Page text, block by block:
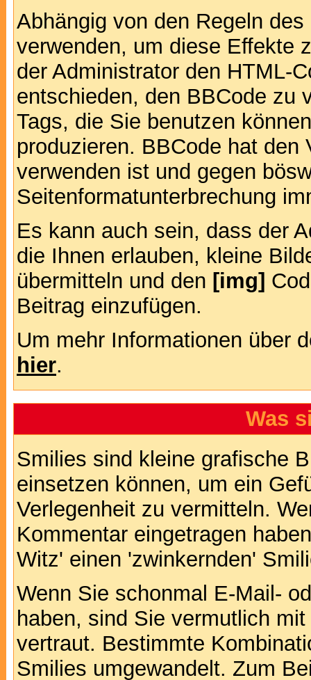
Abhängig von den Regeln
verwenden, um diese Effekte
der Administrator den HTML-
entschieden, den BBCode zu
Tags, die Sie benutzen
produzieren. BBCode hat
verwenden ist und gegen
Seitenformatunterbrechung
Es kann auch sein, dass der
die Ihnen erlauben, kleine
übermitteln und den [img]
Beitrag einzufügen.
Um mehr Informationen über
hier.
Was
Smilies sind kleine grafische
einsetzen können, um ein
Verlegenheit zu vermitteln.
Kommentar eingetragen
Witz' einen 'zwinkernden'
Wenn Sie schonmal E-Mail-
haben, sind Sie vermutlich
vertraut. Bestimmte
Smilies umgewandelt. Zum